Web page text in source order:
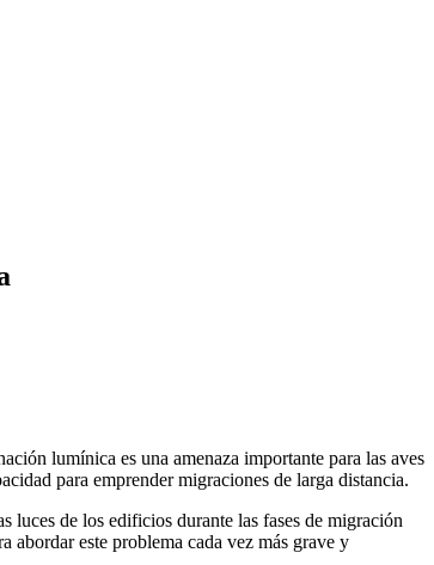
lumínica es una amenaza importante para las aves
para emprender migraciones de larga distancia.
luces de los edificios durante las fases de migración
abordar este problema cada vez más grave y